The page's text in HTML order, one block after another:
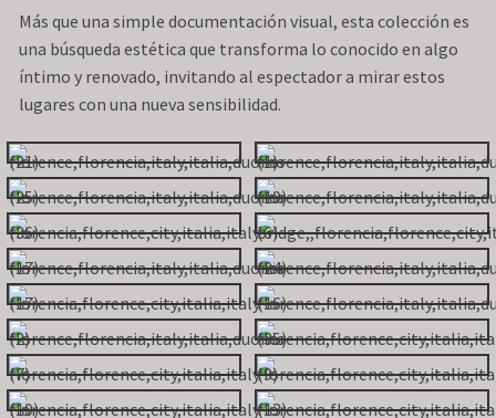
Más que una simple documentación visual, esta colección es
una búsqueda estética que transforma lo conocido en algo
íntimo y renovado, invitando al espectador a mirar estos
lugares con una nueva sensibilidad.